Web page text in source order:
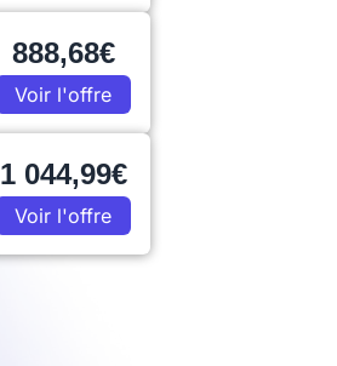
888,68€
Voir l'offre
1 044,99€
Voir l'offre